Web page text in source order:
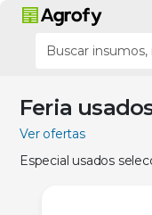
Feria
Ver ofertas
Especial usados